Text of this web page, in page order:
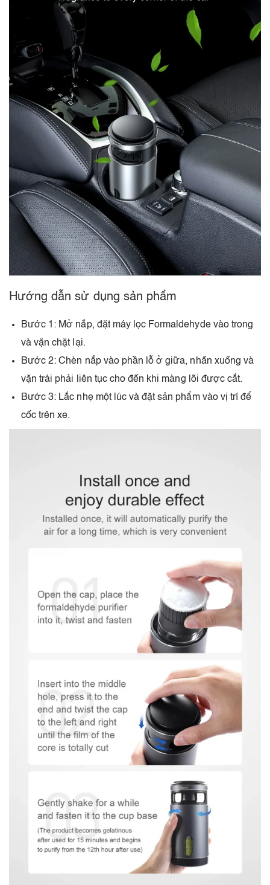
Hướng dẫn sử dụng sản phẩm
Bước 1: Mở nắp, đặt máy lọc Formaldehyde vào trong
và vặn chặt lại.
Bước 2: Chèn nắp vào phần lỗ ở giữa, nhấn xuống và
vặn trái phải liên tục cho đến khi màng lõi được cắt.
Bước 3: Lắc nhẹ một lúc và đặt sản phẩm vào vị trí để
cốc trên xe.